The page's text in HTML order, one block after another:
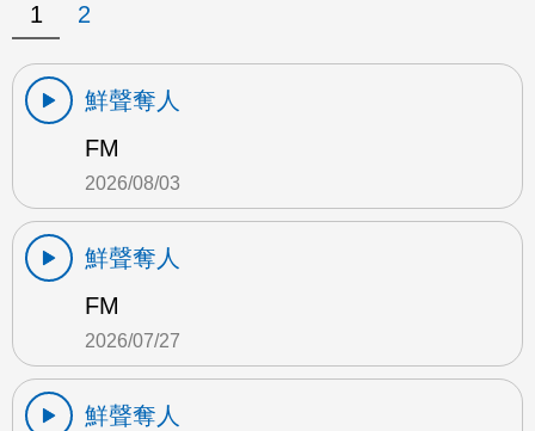
1 2
鮮聲奪人
FM
2026/08/03
鮮聲奪人
FM
2026/07/27
鮮聲奪人